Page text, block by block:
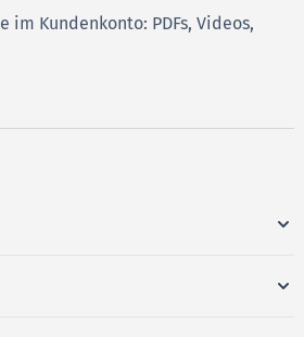
Kundenkonto: PDFs, Videos,